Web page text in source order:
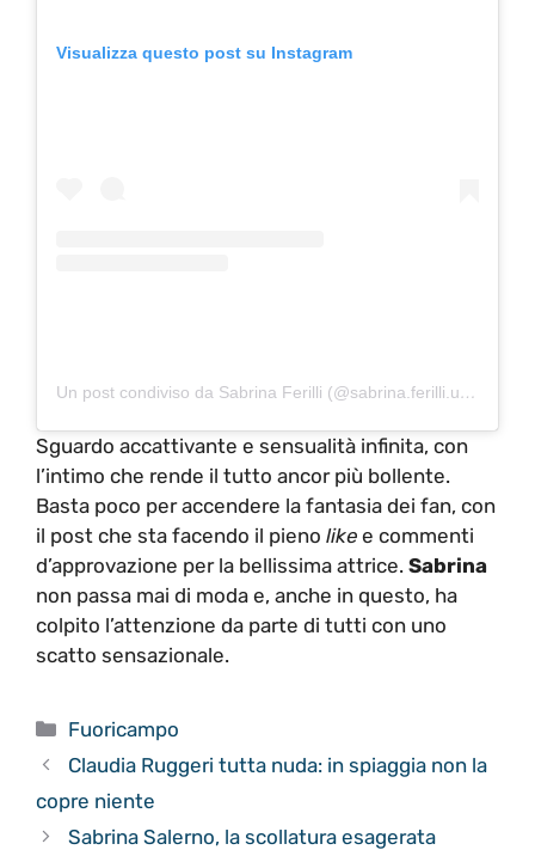
Visualizza questo post su Instagram
Un post condiviso da Sabrina Ferilli (@sabrina.ferilli.ufficiale)
Sguardo accattivante e sensualità infinita, con
l’intimo che rende il tutto ancor più bollente.
Basta poco per accendere la fantasia dei fan, con
il post che sta facendo il pieno like e commenti
d’approvazione per la bellissima attrice. Sabrina
non passa mai di moda e, anche in questo, ha
colpito l’attenzione da parte di tutti con uno
scatto sensazionale.
Categorie
Fuoricampo
Claudia Ruggeri tutta nuda: in spiaggia non la
copre niente
Sabrina Salerno, la scollatura esagerata